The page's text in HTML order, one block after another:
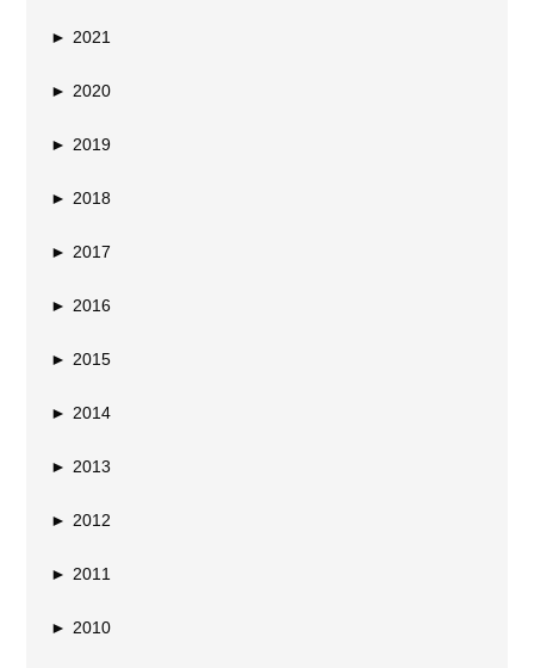
► 2021
► 2020
► 2019
► 2018
► 2017
► 2016
► 2015
► 2014
► 2013
► 2012
► 2011
► 2010